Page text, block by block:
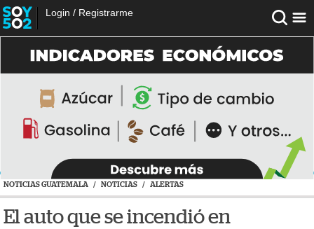
Login / Registrarme
NOTICIAS GUATEMALA / NOTICIAS / ALERTAS
El auto que se incendió en